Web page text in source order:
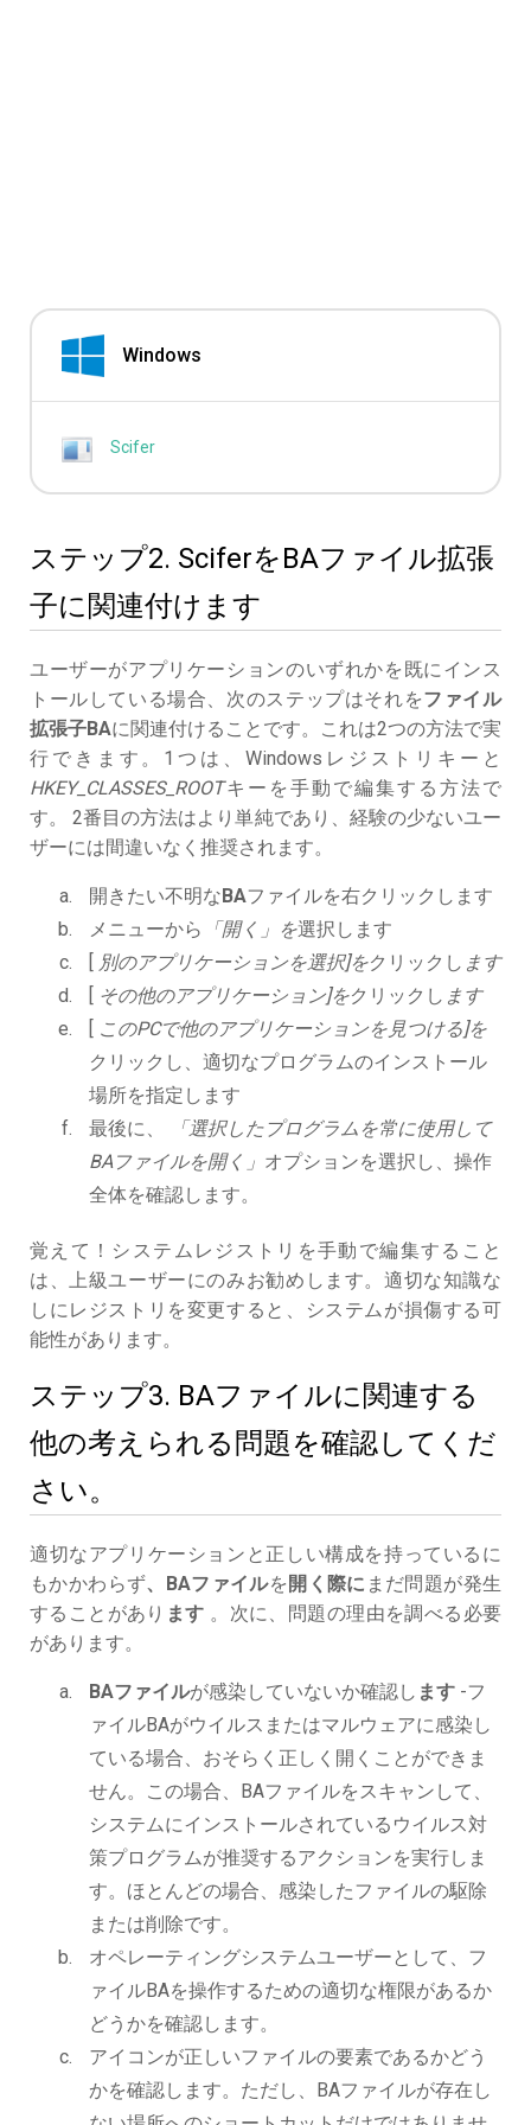
Windows
Scifer
ステップ2. SciferをBAファイル拡張
子に関連付けます
ユーザーがアプリケーションのいずれかを既にインス
トールしている場合、次のステップはそれをファイル
拡張子BAに関連付けることです。これは2つの方法で実
行できます。1つは、Windowsレジストリキーと
HKEY_CLASSES_ROOTキーを手動で編集する方法で
す。 2番目の方法はより単純であり、経験の少ないユー
ザーには間違いなく推奨されます。
開きたい不明なBAファイルを右クリックします
メニューから
「開く」を選択します
[ 別のアプリケーションを選択]をクリックし ます
[ その他のアプリケーション]をクリックし ます
[ このPCで他のアプリケーションを見つける]を
クリックし、適切なプログラムのインストール
場所を指定します
最後に、
「選択したプログラムを常に使用して
BAファイルを開く」 オプションを選択し、操作
全体を確認します。
覚えて！システムレジストリを手動で編集すること
は、上級ユーザーにのみお勧めします。適切な知識な
しにレジストリを変更すると、システムが損傷する可
能性があります。
ステップ3. BAファイルに関連する
他の考えられる問題を確認してくだ
さい。
適切なアプリケーションと正しい構成を持っているに
もかかわらず、BAファイルを 開く際に まだ問題が発生
することがあり ます 。次に、問題の理由を調べる必要
があります。
BAファイルが感染していないか確認し ます -フ
ァイルBAがウイルスまたはマルウェアに感染し
ている場合、おそらく正しく開くことができま
せん。この場合、BAファイルをスキャンして、
システムにインストールされているウイルス対
策プログラムが推奨するアクションを実行しま
す。ほとんどの場合、感染したファイルの駆除
または削除です。
オペレーティングシステムユーザーとして、フ
ァイルBAを操作するための適切な権限があるか
どうかを確認します。
アイコンが正しいファイルの要素であるかどう
かを確認します。ただし、BAファイルが存在し